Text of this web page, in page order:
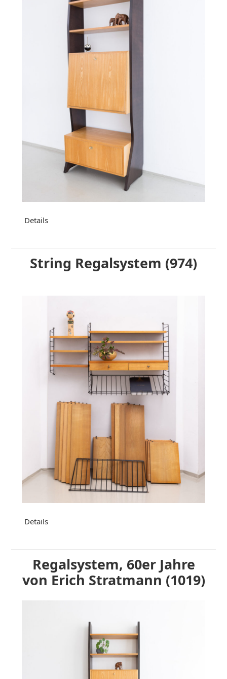
Details
String Regalsystem (974)
Details
Regalsystem, 60er Jahre
von Erich Stratmann (1019)